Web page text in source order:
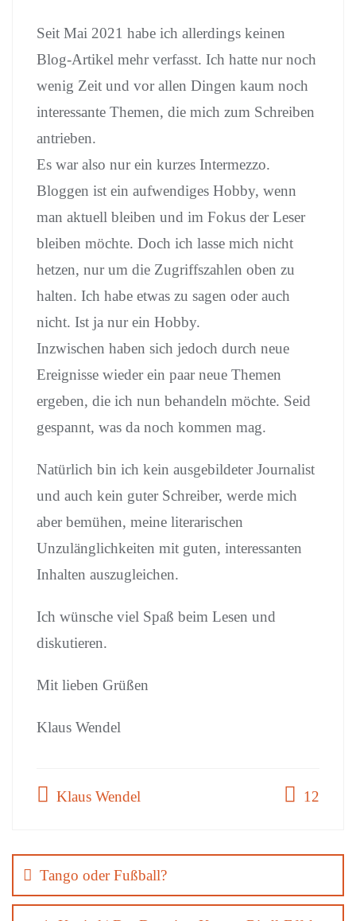
Seit Mai 2021 habe ich allerdings keinen
Blog-Artikel mehr verfasst. Ich hatte nur noch
wenig Zeit und vor allen Dingen kaum noch
interessante Themen, die mich zum Schreiben
antrieben.
Es war also nur ein kurzes Intermezzo.
Bloggen ist ein aufwendiges Hobby, wenn
man aktuell bleiben und im Fokus der Leser
bleiben möchte. Doch ich lasse mich nicht
hetzen, nur um die Zugriffszahlen oben zu
halten. Ich habe etwas zu sagen oder auch
nicht. Ist ja nur ein Hobby.
Inzwischen haben sich jedoch durch neue
Ereignisse wieder ein paar neue Themen
ergeben, die ich nun behandeln möchte. Seid
gespannt, was da noch kommen mag.
Natürlich bin ich kein ausgebildeter Journalist
und auch kein guter Schreiber, werde mich
aber bemühen, meine literarischen
Unzulänglichkeiten mit guten, interessanten
Inhalten auszugleichen.
Ich wünsche viel Spaß beim Lesen und
diskutieren.
Mit lieben Grüßen
Klaus Wendel
Klaus Wendel 12
Tango oder Fußball?